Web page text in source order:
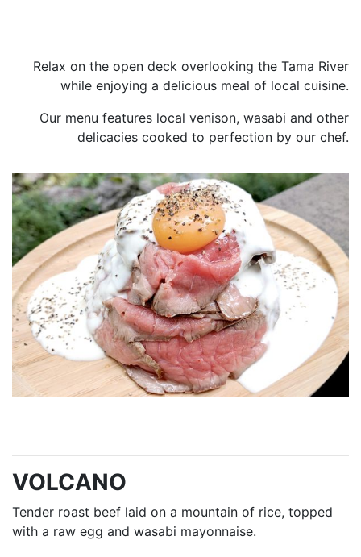
Relax on the open deck overlooking the Tama River
while enjoying a delicious meal of local cuisine.
Our menu features local venison, wasabi and other
delicacies cooked to perfection by our chef.
VOLCANO
Tender roast beef laid on a mountain of rice, topped
with a raw egg and wasabi mayonnaise.